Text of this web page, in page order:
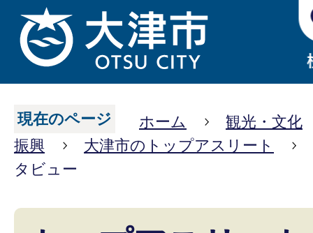
現在のページ ホーム
観光・文化
振興
大津市のトップアスリート
タビュー